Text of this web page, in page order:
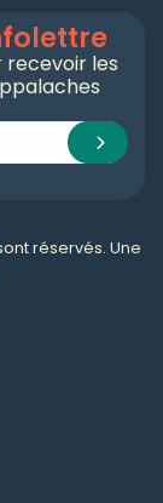
recevoir les
réservés. Une